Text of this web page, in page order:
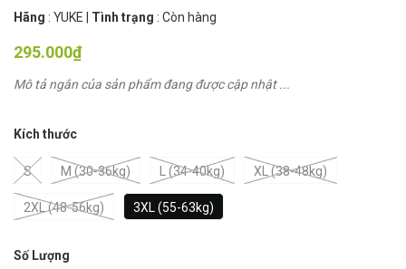
Hãng : YUKE Tình trạng : Còn hàng
295.000₫
Mô tả ngắn của sản phẩm đang được cập nhật ...
Kích thước
S M (30-36kg) L (34-40kg) XL (38-48kg)
2XL (48-56kg) 3XL (55-63kg)
Số Lượng